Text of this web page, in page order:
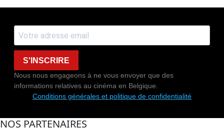
S'INSCRIRE
Nous nous engageons à ne vous envoyer que des
informations relatives au cinéma en Belgique.
Conditions générales et politique de confidentialité
NOS PARTENAIRES